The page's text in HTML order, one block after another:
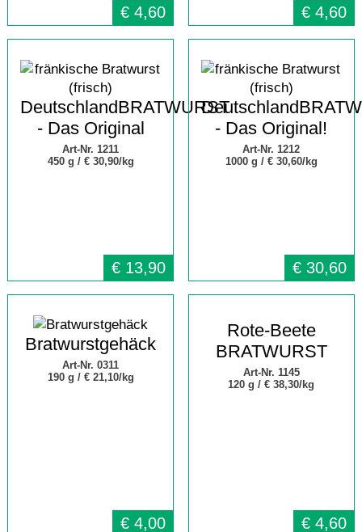
€ 4,60 € 4,60
DeutschlandBRATWURST
- Das Original
Art-Nr. 1211
450 g / € 30,90/kg
€ 13,90
- Das Original!
Art-Nr. 1212
1000 g / € 30,60/kg
€ 30,60
Bratwurstgehäck
Art-Nr. 0311
190 g / € 21,10/kg
€ 4,00
Rote-Beete
BRATWURST
Art-Nr. 1145
120 g /€ 38,30/kg
€ 4,60